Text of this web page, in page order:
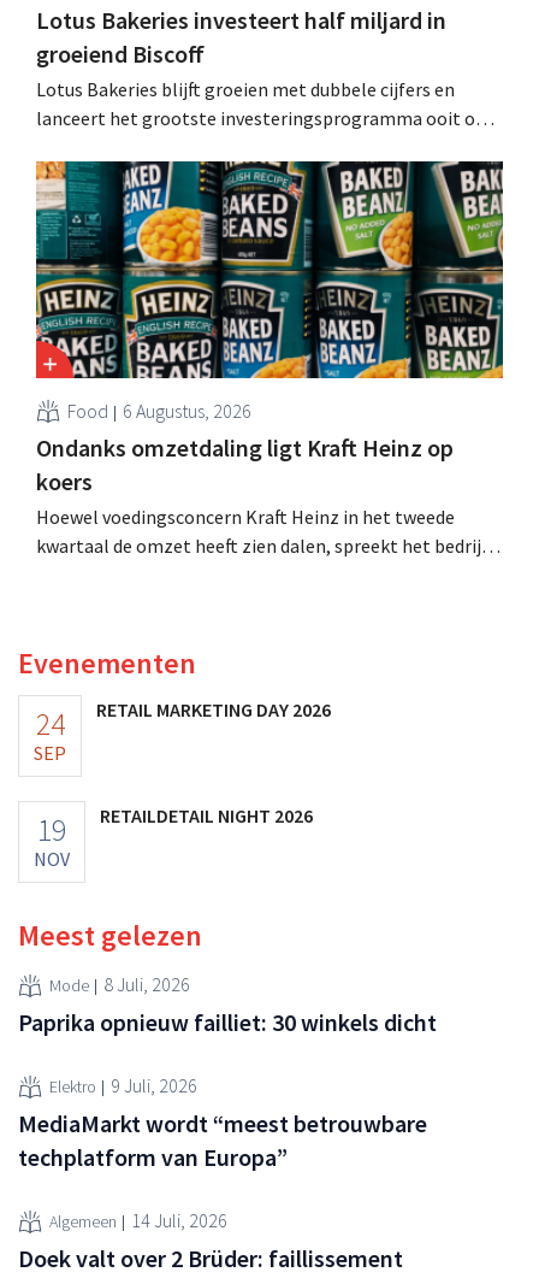
Lotus Bakeries investeert half miljard in
groeiend Biscoff
Lotus Bakeries blijft groeien met dubbele cijfers en
lanceert het grootste investeringsprogramma ooit om
moeten dit momentum grijpen”.
Food 6 Augustus, 2026
Ondanks omzetdaling ligt Kraft Heinz op
koers
Hoewel voedingsconcern Kraft Heinz in het tweede
kwartaal de omzet heeft zien dalen, spreekt het bedrijf
Evenementen
24
SEP
RETAIL MARKETING DAY 2026
19
NOV
RETAILDETAIL NIGHT 2026
Meest gelezen
Mode 8 Juli, 2026
Paprika opnieuw failliet: 30 winkels dicht
Elektro 9 Juli, 2026
MediaMarkt wordt “meest betrouwbare
techplatform van Europa”
Algemeen 14 Juli, 2026
Doek valt over 2 Brüder: faillissement